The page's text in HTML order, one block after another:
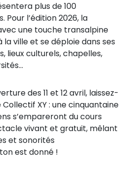
plus de 100
l’édition 2026, la
une touche transalpine
la ville et se déploie dans ses
lieux culturels, chapelles,
des 11 et 12 avril, laissez-
XY : une cinquantaine
s’empareront du cours
vivant et gratuit, mêlant
et sonorités
est donné !